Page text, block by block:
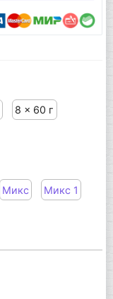
8 x 60 г
Микс Микс 1